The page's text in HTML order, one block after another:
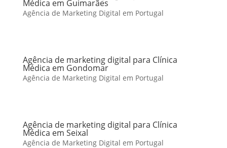
Médica em Guimarães
Agência de Marketing Digital em Portugal
Agência de marketing digital para Clínica
Médica em Gondomar
Agência de Marketing Digital em Portugal
Agência de marketing digital para Clínica
Médica em Seixal
Agência de Marketing Digital em Portugal